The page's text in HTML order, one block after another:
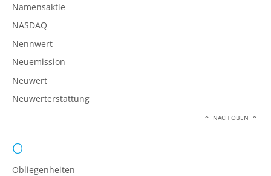
Namensaktie
NASDAQ
Nennwert
Neuemission
Neuwert
Neuwerterstattung
NACH OBEN
O
Obliegenheiten